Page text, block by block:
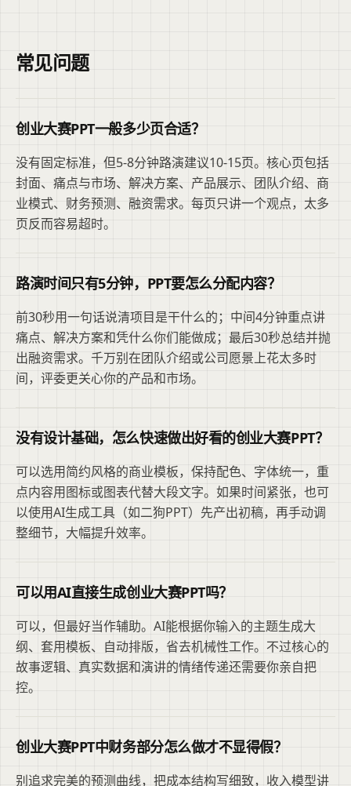
常见问题
创业大赛PPT一般多少页合适？
没有固定标准，但5-8分钟路演建议10-15页。核心页包括
封面、痛点与市场、解决方案、产品展示、团队介绍、商
业模式、财务预测、融资需求。每页只讲一个观点，太多
页反而容易超时。
路演时间只有5分钟，PPT要怎么分配内容？
前30秒用一句话说清项目是干什么的；中间4分钟重点讲
痛点、解决方案和凭什么你们能做成；最后30秒总结并抛
出融资需求。千万别在团队介绍或公司愿景上花太多时
间，评委更关心你的产品和市场。
没有设计基础，怎么快速做出好看的创业大赛PPT？
可以选用简约风格的商业模板，保持配色、字体统一，重
点内容用图标或图表代替大段文字。如果时间紧张，也可
以使用AI生成工具（如二狗PPT）先产出初稿，再手动调
整细节，大幅提升效率。
可以用AI直接生成创业大赛PPT吗？
可以，但最好当作辅助。AI能根据你输入的主题生成大
纲、套用模板、自动排版，省去机械性工作。不过核心的
故事逻辑、真实数据和演讲的情绪传递还需要你亲自把
控。
创业大赛PPT中财务部分怎么做才不显得假？
别追求完美的预测曲线，把成本结构写细致，收入模型讲